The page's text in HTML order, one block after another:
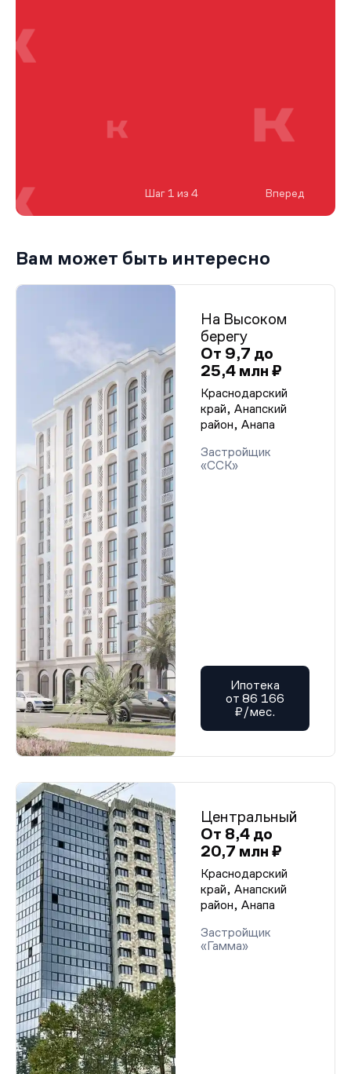
Шаг 1 из 4 Вперед
Вам может быть интересно
На Высоком
берегу
От 9,7 до
25,4 млн ₽
Краснодарский
край, Анапский
район, Анапа
Застройщик
«ССК»
Ипотека
от 86 166
₽/мес.
Центральный
От 8,4 до
20,7 млн ₽
Краснодарский
край, Анапский
район, Анапа
Застройщик
«Гамма»